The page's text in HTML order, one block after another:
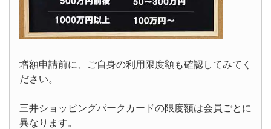
増額申請前に、ご自身の利用限度額も確認してみてく
ださい。
三井ショッピングパークカードの限度額は会員ごとに
異なります。